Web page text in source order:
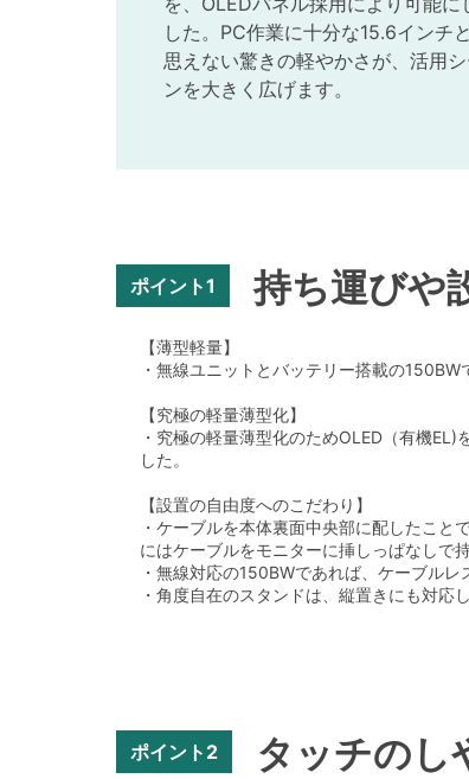
した。PC作業に十分な15.6インチ
思えない驚きの軽やかさが、活用
ンを大きく広げます。
ポイント1 持ち運びや
【薄型軽量】
・無線ユニットとバッテリー搭載の
【究極の軽量薄型化】
・究極の軽量薄型化のためOLED（有機
した。
【設置の自由度へのこだわり】
・ケーブルを本体裏面中央部に配したこ
にはケーブルをモニターに挿しっぱなしで
・無線対応の150BWであれば、ケーブルレ
・角度自在のスタンドは、縦置きにも対応
ポイント2 タッチのし